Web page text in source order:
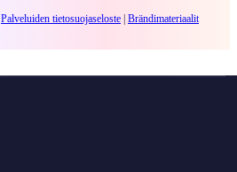
Palveluiden tietosuojaseloste | Brändimateriaalit